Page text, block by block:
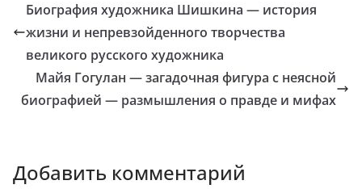
Биография художника Шишкина — история
жизни и непревзойденного творчества
великого русского художника
Майя Гогулан — загадочная фигура с неясной
биографией — размышления о правде и мифах
Добавить комментарий